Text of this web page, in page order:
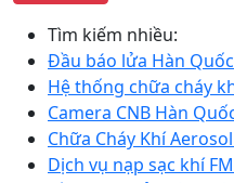
Tìm kiếm nhiều:
Đầu báo lửa Hàn Quốc
Hệ thống chữa cháy
Camera CNB Hàn
Chữa Cháy Khí
Dịch vụ nạp sạc khí